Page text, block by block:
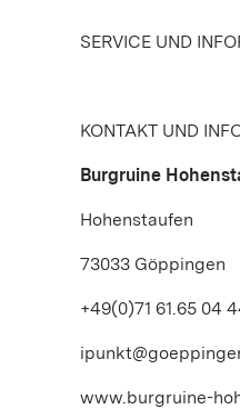
SERVICE UND
KONTAKT UND
Burgruine
Hohenstaufen
73033 Göppingen
+49(0)71 61.65 04
www.burgruine-